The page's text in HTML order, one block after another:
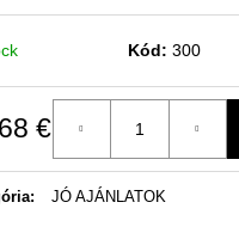
Kód: 300
€
: JÓ AJÁNLATOK